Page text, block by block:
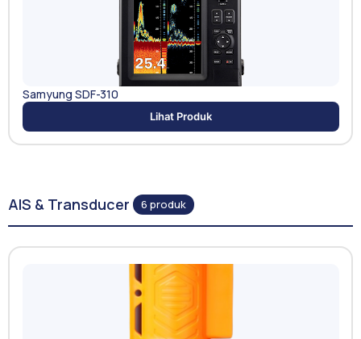
Samyung SDF-310
Lihat Produk
AIS & Transducer 6 produk